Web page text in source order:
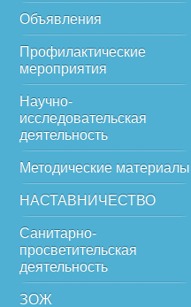
Объявления
Профилактические
мероприятия
Научно-
исследовательская
деятельность
Методические материалы
НАСТАВНИЧЕСТВО
Санитарно-
просветительская
деятельность
ЗОЖ